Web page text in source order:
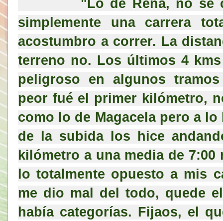
simplemente una carrera
acostumbro a correr. La
terreno no. Los últimos 4
peligroso en algunos
peor fué el primer kilómetro,
como lo de Magacela pero a
de la subida los hice
kilómetro a una media de 7:00
lo totalmente opuesto a mis
me dio mal del todo, quede
había categorías. Fijaos, el